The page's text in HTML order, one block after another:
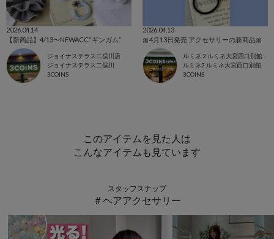
2026.04.14
【新商品】4/13〜NEWACC“ギンガム“
ジョイナステラス二俣川店
ジョイナステラス二俣川
3COINS
2026.04.13
🎀4月13日発売 アクセサリーの新商品🎀
ルミネ２ルミネ大宮西口別館店
ルミネ2 ルミネ大宮西口別館
3COINS
このアイテムを見た人は
こんなアイテムも見ています
スタッフスナップ
＃ヘアアクセサリー